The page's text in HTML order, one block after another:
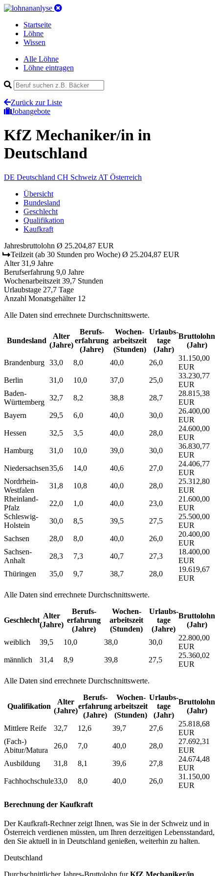
Startseite
Löhne
Wissen
Alle Löhne
Löhne eintragen
Zurück zur Liste
Jobangebote
KfZ Mechaniker/in in
Deutschland
DE Deutschland CH Schweiz AT Österreich
Übersicht
Bundesland
Geschlecht
Qualifikation
Kaufkraft
Jahresbruttolohn Ø 25.204,87 EUR
Teilzeit (ab 30 Stunden pro Woche) Ø 25.204,87 EUR
Alter 31,9 Jahre
Berufserfahrung 9,0 Jahre
Wochenarbeitszeit 39,7 Stunden
Urlaubstage 27,7 Tage
Anzahl Monatsgehälter 12
Alle Daten sind errechnete Durchschnittswerte.
Bundesland
Alter
(Jahre)
Berufs­
erfahrung
(Jahre)
Wochen­
arbeitszeit
(Stunden)
Urlaubs­
tage
(Jahr)
Bruttolohn
(Jahr)
Brandenburg 33,0 8,0 40,0 26,0
31.150,00
EUR
Berlin
31,0 10,0 37,0 25,0
33.230,77
EUR
Baden-
Württemberg
32,7 8,2 38,8 28,7
28.815,38
EUR
Bayern
29,5 6,0 40,0 30,0
26.400,00
EUR
Hessen
32,5 3,5 40,0 28,0
24.600,00
EUR
Hamburg
31,0 10,0 39,0 30,0
36.830,77
EUR
Niedersachsen35,6 14,0 40,6 27,0
24.406,77
EUR
Nordrhein-
Westfalen
31,8 10,8 40,0 28,0
25.312,80
EUR
Rheinland-
Pfalz
22,0 1,0 40,0 23,0
21.600,00
EUR
Schleswig-
Holstein
30,0 8,5 39,5 27,5
25.500,00
EUR
Sachsen
28,0 8,0 40,0 26,0
20.400,00
EUR
Sachsen-
Anhalt
28,3 7,3 40,7 27,3
18.400,00
EUR
Thüringen
35,0 9,7 38,7 28,0
19.619,67
EUR
Alle Daten sind errechnete Durchschnittswerte.
Geschlecht
Alter
(Jahre)
Berufs­
erfahrung
(Jahre)
Wochen­
arbeitszeit
(Stunden)
Urlaubs­
tage
(Jahre)
Bruttolohn
(Jahr)
weiblich 39,5 10,0 38,0 30,0
22.800,00
EUR
männlich
31,4 8,9 39,8 27,5
25.360,02
EUR
Alle Daten sind errechnete Durchschnittswerte.
Qualifikation
Alter
(Jahre)
Berufs­
erfahrung
(Jahre)
Wochen­
arbeitszeit
(Stunden)
Urlaubs­
tage
(Jahr)
Bruttolohn
(Jahr)
Mittlere Reife 32,7 12,6 39,7 27,6
25.818,68
EUR
(Fach-)
Abitur/Matura
26,0 7,0 40,0 28,0
27.692,31
EUR
Ausbildung
31,8 8,1 39,6 27,8
24.674,48
EUR
Fachhochschule33,0 8,0 40,0 26,0
31.150,00
EUR
Berechnung der Kaufkraft
Der Kaufkraft-Rechner zeigt Ihnen, was Sie in der Schweiz und in
Österreich verdienen müssten, um Ihren derzeitigen Lebensstandard,
den Sie aktuell in in Deutschland genießen, weiterhin zu halten.
Deutschland